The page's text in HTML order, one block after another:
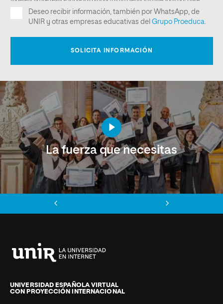
La fuerza que necesitas
de
La
UNIVERSIDAD ESPAÑOLA VIRTUAL
CON PROYECCIÓN INTERNACIONAL